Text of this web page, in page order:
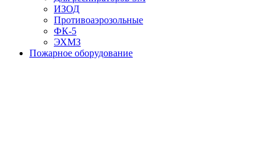
ИЗОД
Противоаэрозольные
ФК-5
ЭХМЗ
Пожарное оборудование